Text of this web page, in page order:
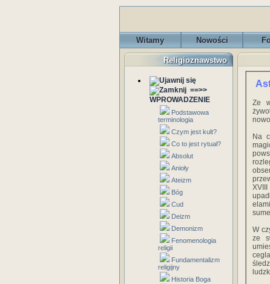
Witamy Nowości
Religioznawstwo
==>>
WPROWADZENIE
Podstawowa
terminologia
Czym jest kult?
Co to jest rytuał?
Absolut
Anioły
Ateizm
Bóg
Cud
Deizm
Demonizm
Fenomenologia
religii
Fundamentalizm
religijny
Historia Boga
Ze
Na
W
ze